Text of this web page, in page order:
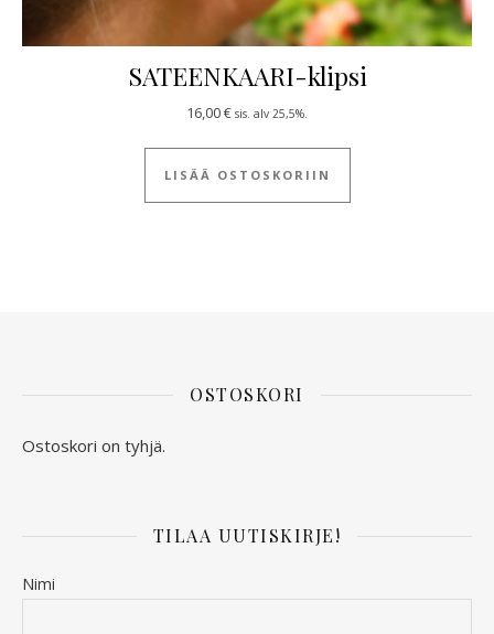
SATEENKAARI-klipsi
16,00€ sis. alv 25,5%.
LISÄÄ OSTOSKORIIN
OSTOSKORI
Ostoskori on tyhjä.
TILAA UUTISKIRJE!
Nimi